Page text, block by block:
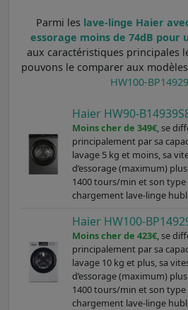
Parmi les lave-linge Haier
essorage moins de 74dB pour
aux caractéristiques principales
pouvons le comparer aux modèles
HW100-
Haier HW90-
Moins cher de 349€, se
principalement par sa
lavage 5 kg et moins, sa
d’essorage (maximum)
1400 tours/min et son type
chargement lave-linge
Haier HW100-
Moins cher de 423€, se
principalement par sa
lavage 10 kg et plus, sa
d’essorage (maximum)
1400 tours/min et son type
chargement lave-linge